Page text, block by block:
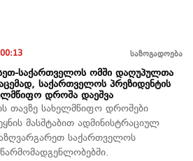
00:13 საზოგადოება
საქართველოს ომში დაღუპულთა
საქართველოს პრეზიდენტის
დროშა დაეშვა
თავზე სახელმწიფო დროშები
მასშტაბით ადმინისტრაციულ
საქართველოს